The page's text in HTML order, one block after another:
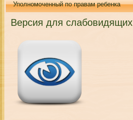
Уполномоченный по правам ребенка
Версия для слабовидящих